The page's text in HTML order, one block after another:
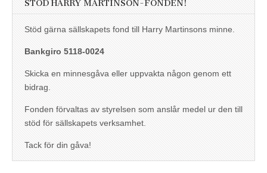
STÖD HARRY MARTINSON-FONDEN!
Stöd gärna sällskapets fond till Harry Martinsons minne.
Bankgiro 5118-0024
Skicka en minnesgåva eller uppvakta någon genom ett
bidrag.
Fonden förvaltas av styrelsen som anslår medel ur den till
stöd för sällskapets verksamhet.
Tack för din gåva!